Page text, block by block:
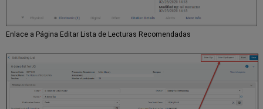
Enlace a Página Editar Lista de Lecturas Recomendadas